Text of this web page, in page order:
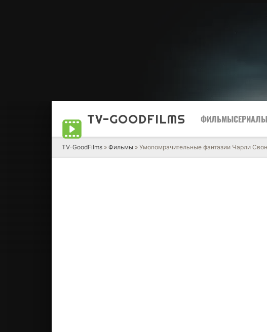
TV-GOODFILMS ФИЛЬМЫСЕРИАЛЫ
TV-GoodFilms » Фильмы » Умопомрачительные фантазии Чарли